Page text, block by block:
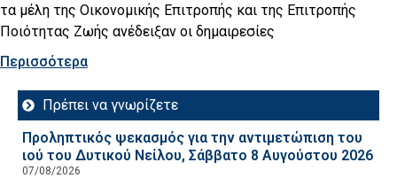
τα μέλη της Οικονομικής Επιτροπής και της Επιτροπής
Ποιότητας Ζωής ανέδειξαν οι δημαιρεσίες
Περισσότερα
Πρέπει να γνωρίζετε
Προληπτικός ψεκασμός για την αντιμετώπιση του
ιού του Δυτικού Νείλου, Σάββατο 8 Αυγούστου 2026
07/08/2026